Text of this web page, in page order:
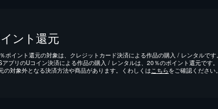
ント還元
ポイント還元の対象は、クレジットカード決済による作品の購入 / レンタルです。
アプリのUコイン決済による作品の購入 / レンタルは、20％のポイント還元です。
の対象外となる決済方法や商品があります。くわしくは こちらをご確認ください。